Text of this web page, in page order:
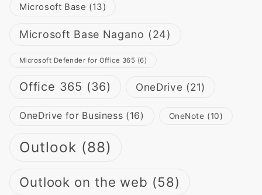
Microsoft Base (13)
Microsoft Base Nagano (24)
Microsoft Defender for Office 365 (6)
Office 365 (36) OneDrive (21)
OneDrive for Business (16) OneNote (10)
Outlook (88)
Outlook on the web (58)